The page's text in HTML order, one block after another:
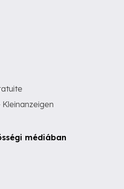
médiában